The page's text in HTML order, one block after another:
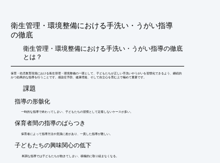
衛生管理・環境整備における手洗い・うがい指導
の徹底
衛生管理・環境整備における手洗い・うがい指導の徹底
とは？
保育・幼児教育現場における衛生管理・環境整備の一環として、子どもたちが正しい手洗いやうがいを習慣化できるよう、継続的
かつ効果的な指導を行うことです。感染症予防、健康増進、そして自立心を育む上で極めて重要です。
​課題
指導の形骸化
一時的な指導で終わってしまい、子どもたちの習慣として定着しないケースが多い。
保育者間の指導のばらつき
保育者によって指導方法や意識に差があり、一貫した指導が難しい。
子どもたちの興味関心の低下
単調な指導では子どもたちが飽きてしまい、積極的に取り組まなくなる。